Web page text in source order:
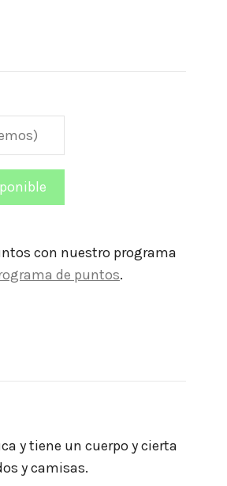
con nuestro programa
de puntos.
y tiene un cuerpo y cierta
y camisas.